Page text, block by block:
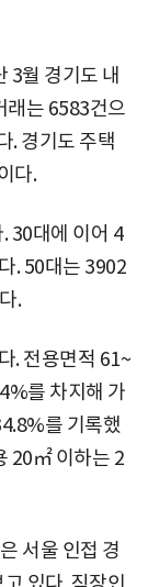
3월 경기도 내
래는 6583건으
. 경기도 주택
다.
30대에 이어 4
. 50대는 3902
.
. 전용면적 61~
를 차지해 가
를 기록했
20㎡ 이하는 2
서울 인접 경